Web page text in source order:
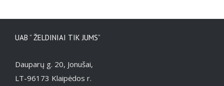
UAB ” ŽELDINIAI TIK JUMS”
Dauparų g. 20, Jonušai,
LT-96173 Klaipėdos r.